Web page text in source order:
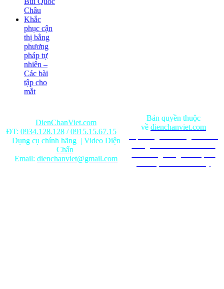
Châu
Khắc
phục cận
thị bằng
phương
pháp tự
nhiên –
Các bài
tập cho
mắt
DienChanViet.com
ĐT: 0934.128.128/0915.15.67.15
Dụng cụ chính hãng | Video Diện
Chẩn
Email: dienchanviet@gmail.com
Bản quyền thuộc
về dienchanviet.com